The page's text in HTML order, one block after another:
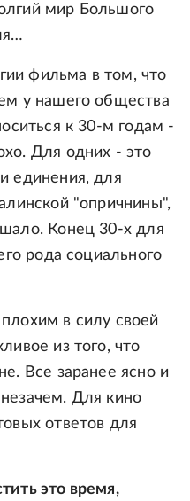
мир Большого
фильма в том, что
у нашего общества
к 30-м годам -
Для одних - это
единения, для
"опричнины",
Конец 30-х для
рода социального
в силу своей
из того, что
Все заранее ясно и
Для кино
ответов для
это время,